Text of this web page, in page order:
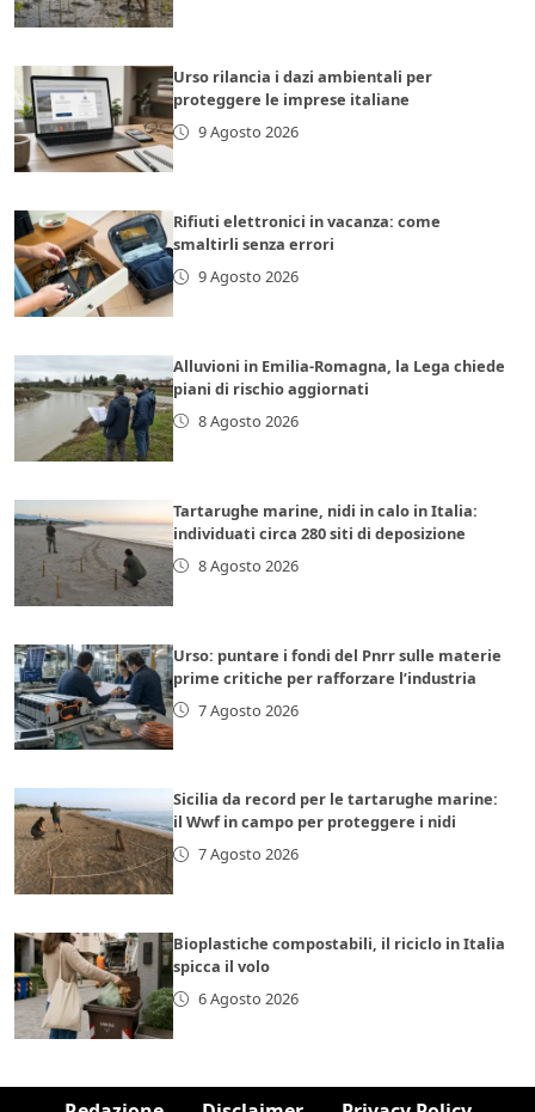
Urso rilancia i dazi ambientali per
proteggere le imprese italiane
9 Agosto 2026
Rifiuti elettronici in vacanza: come
smaltirli senza errori
9 Agosto 2026
Alluvioni in Emilia-Romagna, la Lega chiede
piani di rischio aggiornati
8 Agosto 2026
Tartarughe marine, nidi in calo in Italia:
individuati circa 280 siti di deposizione
8 Agosto 2026
Urso: puntare i fondi del Pnrr sulle materie
prime critiche per rafforzare l’industria
7 Agosto 2026
Sicilia da record per le tartarughe marine:
il Wwf in campo per proteggere i nidi
7 Agosto 2026
Bioplastiche compostabili, il riciclo in Italia
spicca il volo
6 Agosto 2026